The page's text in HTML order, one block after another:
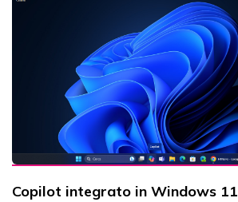
Copilot integrato in Windows 11